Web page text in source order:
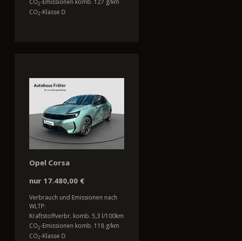
CO2-Emissionen komb. 127 g/km
CO2-Klasse D
Opel Corsa
nur 17.480,00 €
Verbrauch und Emissionen nach
WLTP:
Kraftstoffverbr. komb. 5,3 l/100km
CO2-Emissionen komb. 118 g/km
CO2-Klasse D